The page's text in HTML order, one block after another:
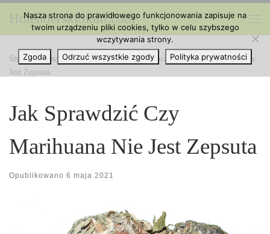
Przejdź do treści
HolenderskiSkun.com
Strona główna » Ciekawe Artykuły » Jak Sprawdzić Czy Marihuana Nie
Jest Zepsuta
Jak Sprawdzić Czy
Marihuana Nie Jest Zepsuta
Opublikowano 6 maja 2021
Nasza strona do prawidłowego funkcjonowania zapisuje na
twoim urządzeniu pliki cookies, tylko w celu szybszego
wczytywania strony.
Zgoda
Odrzuć wszystkie zgody Polityka prywatności